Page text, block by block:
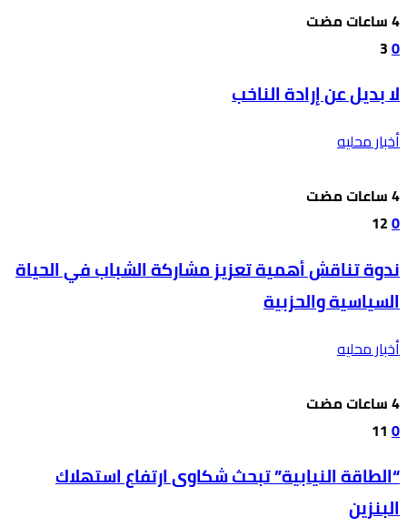
0
3
لا بديل عن إرادة الناخب
أخبار محليه
0
12
ندوة تناقش أهمية تعزيز مشاركة الشباب في الحياة
السياسية والحزبية
أخبار محليه
0
11
“الطاقة النيابية” تبحث شكاوى ارتفاع استهلاك
البنزين